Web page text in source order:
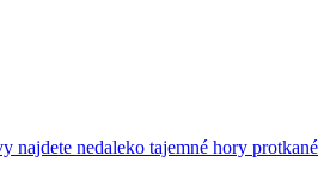
najdete nedaleko tajemné hory protkané